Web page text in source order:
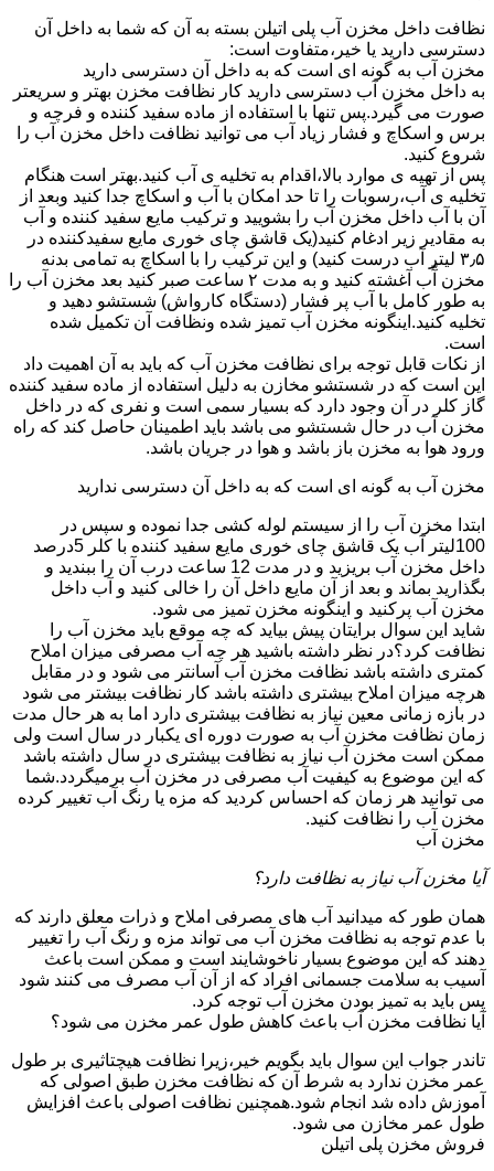
نظافت داخل مخزن آب پلی اتیلن بسته به آن که شما به داخل آن
دسترسی دارید یا خیر،متفاوت است:
مخزن آب به گونه ای است که به داخل آن دسترسی دارید
به داخل مخزن آب دسترسی دارید کار نظافت مخزن بهتر و سریعتر
صورت می گیرد.پس تنها با استفاده از ماده سفید کننده و فرچه و
برس و اسکاچ و فشار زیاد آب می توانید نظافت داخل مخزن آب را
شروع کنید.
پس از تهیه ی موارد بالا،اقدام به تخلیه ی آب کنید.بهتر است هنگام
تخلیه ی آب،رسوبات را تا حد امکان با آب و اسکاچ جدا کنید وبعد از
آن با آب داخل مخزن آب را بشویید و ترکیب مایع سفید کننده و آب
به مقادیر زیر ادغام کنید(یک قاشق چای خوری مایع سفیدکننده در
۳٫۵ لیتر آب درست کنید) و این ترکیب را با اسکاچ به تمامی بدنه
مخزن آّب آغشته کنید و به مدت ۲ ساعت صبر کنید بعد مخزن آب را
به طور کامل با آب پر فشار (دستگاه کارواش) شستشو دهید و
تخلیه کنید.اینگونه مخزن آب تمیز شده ونظافت آن تکمیل شده
است.
از نکات قابل توجه برای نظافت مخزن آب که باید به آن اهمیت داد
این است که در شستشو مخازن به دلیل استفاده از ماده سفید کننده
گاز کلر در آن وجود دارد که بسیار سمی است و نفری که در داخل
مخزن آب در حال شستشو می باشد باید اطمینان حاصل کند که راه
ورود هوا به مخزن باز باشد و هوا در جریان باشد.
مخزن آب به گونه ای است که به داخل آن دسترسی ندارید
ابتدا مخزن آب را از سیستم لوله کشی جدا نموده و سپس در
100لیتر آب یک قاشق چای خوری مایع سفید کننده با کلر 5درصد
داخل مخزن آب بریزید و در مدت 12 ساعت درب آن را ببندید و
بگذارید بماند و بعد از آن مایع داخل آن را خالی کنید و آب داخل
مخزن آب پرکنید و اینگونه مخزن تمیز می شود.
شاید این سوال برایتان پیش بیاید که چه موقع باید مخزن آب را
نظافت کرد؟در نظر داشته باشید هر چه آب مصرفی میزان املاح
کمتری داشته باشد نظافت مخزن آب آسانتر می شود و در مقابل
هرچه میزان املاح بیشتری داشته باشد کار نظافت بیشتر می شود
در بازه زمانی معین نیاز به نظافت بیشتری دارد اما به هر حال مدت
زمان نظافت مخزن آب به صورت دوره ای یکبار در سال است ولی
ممکن است مخزن آب نیاز به نظافت بیشتری در سال داشته باشد
که این موضوع به کیفیت آب مصرفی در مخزن آب برمیگردد.شما
می توانید هر زمان که احساس کردید که مزه یا رنگ آب تغییر کرده
مخزن آب را نظافت کنید.
مخزن آب
آیا مخزن آب نیاز به نظافت دارد؟
همان طور که میدانید آب های مصرفی املاح و ذرات معلق دارند که
با عدم توجه به نظافت مخزن آب می تواند مزه و رنگ آب را تغییر
دهند که این موضوع بسیار ناخوشایند است و ممکن است باعث
آسیب به سلامت جسمانی افراد که از آن آب مصرف می کنند شود
پس باید به تمیز بودن مخزن آب توجه کرد.
آیا نظافت مخزن آب باعث کاهش طول عمر مخزن می شود؟
تاندر جواب این سوال باید بگویم خیر،زیرا نظافت هیچتاثیری بر طول
عمر مخزن ندارد به شرط آن که نظافت مخزن طبق اصولی که
آموزش داده شد انجام شود.همچنین نظافت اصولی باعث افزایش
طول عمر مخازن می شود.
فروش مخزن پلی اتیلن